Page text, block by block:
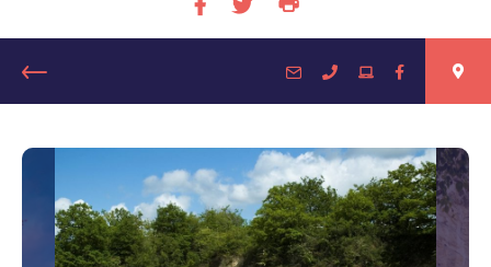
Oise
facebook
twitterpágina
Retour